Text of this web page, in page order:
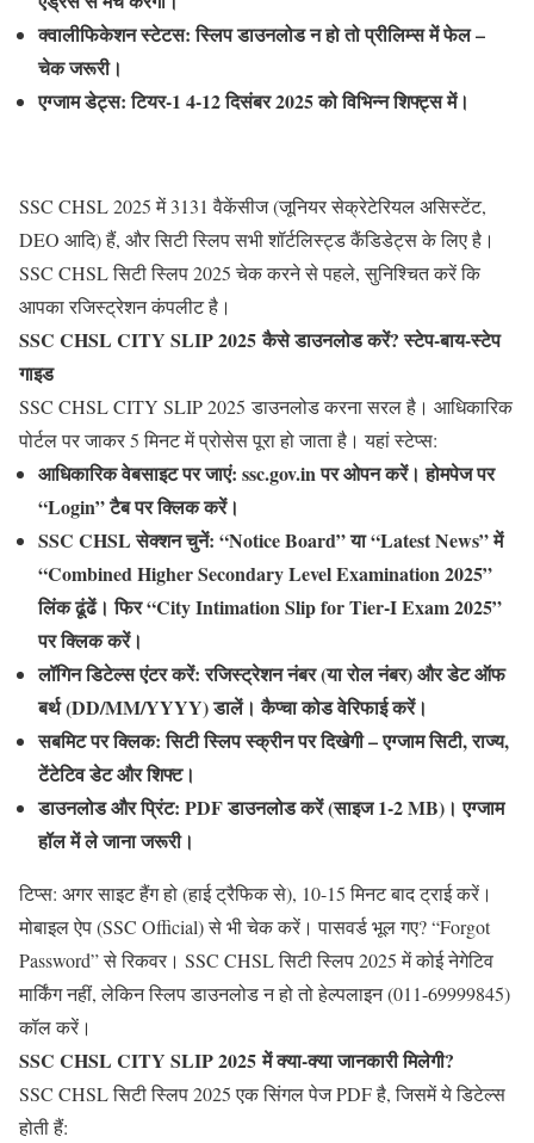
क्वालीफिकेशन स्टेटस: स्लिप डाउनलोड न हो तो प्रीलिम्स में फेल –
चेक जरूरी।
एग्जाम डेट्स: टियर-1 4-12 दिसंबर 2025 को विभिन्न शिफ्ट्स में।
SSC CHSL 2025 में 3131 वैकेंसीज (जूनियर सेक्रेटेरियल असिस्टेंट,
DEO आदि) हैं, और सिटी स्लिप सभी शॉर्टलिस्ट्ड कैंडिडेट्स के लिए है।
SSC CHSL सिटी स्लिप 2025चेक करने से पहले, सुनिश्चित करें कि
आपका रजिस्ट्रेशन कंपलीट है।
SSC CHSL CITY SLIP 2025 कैसे डाउनलोड करें? स्टेप-बाय-स्टेप
गाइड
SSC CHSL CITY SLIP 2025 डाउनलोड करना सरल है। आधिकारिक
पोर्टल पर जाकर 5 मिनट में प्रोसेस पूरा हो जाता है। यहां स्टेप्स:
आधिकारिक वेबसाइट पर जाएं: ssc.gov.in पर ओपन करें। होमपेज पर
“Login” टैब पर क्लिक करें।
SSC CHSL सेक्शन चुनें: “Notice Board” या “Latest News” में
“Combined Higher Secondary Level Examination 2025”
लिंक ढूंढें। फिर “City Intimation Slip for Tier-I Exam 2025”
पर क्लिक करें।
लॉगिन डिटेल्स एंटर करें: रजिस्ट्रेशन नंबर (या रोल नंबर) और डेट ऑफ
बर्थ (DD/MM/YYYY) डालें। कैप्चा कोड वेरिफाई करें।
सबमिट पर क्लिक: सिटी स्लिप स्क्रीन पर दिखेगी – एग्जाम सिटी, राज्य,
टेंटेटिव डेट और शिफ्ट।
डाउनलोड और प्रिंट: PDF डाउनलोड करें (साइज 1-2 MB)। एग्जाम
हॉल में ले जाना जरूरी।
टिप्स: अगर साइट हैंग हो (हाई ट्रैफिक से), 10-15 मिनट बाद ट्राई करें।
मोबाइल ऐप (SSC Official) से भी चेक करें। पासवर्ड भूल गए? “Forgot
Password” से रिकवर। SSC CHSL सिटी स्लिप 2025में कोई नेगेटिव
मार्किंग नहीं, लेकिन स्लिप डाउनलोड न हो तो हेल्पलाइन (011-69999845)
कॉल करें।
SSC CHSL CITY SLIP 2025 में क्या-क्या जानकारी मिलेगी?
SSC CHSL सिटी स्लिप 2025एक सिंगल पेज PDF है, जिसमें ये डिटेल्स
होती हैं: